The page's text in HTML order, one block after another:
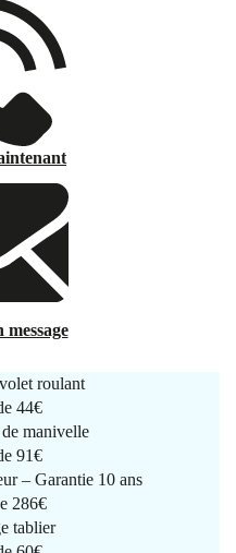
roulant
44€
manivelle
91€
– Garantie 10 ans
286€
tablier